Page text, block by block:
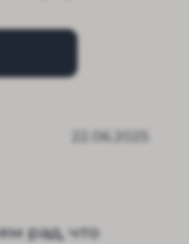
22.06.2025
рад, что